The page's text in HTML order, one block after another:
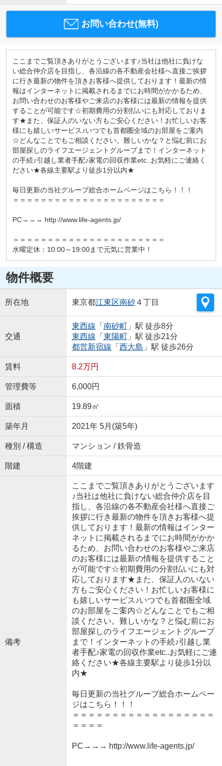
お問い合わせ(無料)
ここまでご覧頂きありがとうございます♪当社は他社に負けな
い総合仲介店を目指し、各沿線の各不動産会社様へ直接ご挨拶
に行き最新の物件を頂きお客様へ提供しております！最新の情
報はインターネットに掲載されるまでにお時間がかかるため、
お問い合わせのお客様やご来店のお客様には最新の情報を提供
することが可能です☆初期費用の分割払いにも対応しておりま
す★また、保証人のいない方もご安心ください！お忙しいお客
様にも嬉しいサービス♪いつでも首都圏全域のお部屋をご案内
☆どんなことでもご相談ください。難しいかな？と悩む前にお
部屋探しのライフエージェントグループまで！インターネット
の手続♪引越し業者手配♪家電の回収作業etc..お気軽にご連絡く
ださい★各線主要駅より徒歩1分以内★
毎日更新の当社グループ総合ホームページはこちら！！！
＝＝＝＝＝＝＝＝＝＝＝＝＝＝＝＝＝＝＝＝＝＝
PC→→→ http://www.life-agents.jp/
＝＝＝＝＝＝＝＝＝＝＝＝＝＝＝＝＝＝＝＝＝＝
水曜定休：10:00～19:00まで元気に営業中！
物件概要
所在地 東京都江東区南砂４丁目
交通
東西線 「 南砂町」駅 徒歩8分
東西線 「 東陽町」駅 徒歩21分
都営新宿線 「 西大島 」駅 徒歩26分
賃料 8.2万円
管理費等 6,000円
面積 19.89㎡
築年月 2021年 5月(築5年)
種別 / 構造 マンション / 鉄骨造
階建 4階建
備考
ここまでご覧頂きありがとうございます
♪当社は他社に負けない総合仲介店を目
指し、各沿線の各不動産会社様へ直接ご
挨拶に行き最新の物件を頂きお客様へ提
供しております！最新の情報はインター
ネットに掲載されるまでにお時間がかか
るため、お問い合わせのお客様やご来店
のお客様には最新の情報を提供すること
が可能です☆初期費用の分割払いにも対
応しております★また、保証人のいない
方もご安心ください！お忙しいお客様に
も嬉しいサービス♪いつでも首都圏全域
のお部屋をご案内☆どんなことでもご相
談ください。難しいかな？と悩む前にお
部屋探しのライフエージェントグループ
まで！インターネットの手続♪引越し業
者手配♪家電の回収作業etc..お気軽にご連
絡ください★各線主要駅より徒歩1分以
内★
毎日更新の当社グループ総合ホームペー
ジはこちら！！！
＝＝＝＝＝＝＝＝＝＝＝＝＝＝＝＝＝＝
＝＝＝＝
PC→→→ http://www.life-agents.jp/